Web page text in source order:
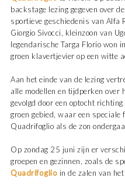
backstage lezing gegeven over
sportieve geschiedenis van Alfa
Giorgio Sivocci, kleinzoon van
legendarische Targa Florio won
groen klavertjevier op een witte
Aan het einde van de lezing
alle modellen en tijdperken over
gevolgd door een optocht
groen gebied, waar een
Quadrifoglio als de zon
Op zondag 25 juni zijn er
groepen en gezinnen, zoals de
Quadrifoglio in de zalen van